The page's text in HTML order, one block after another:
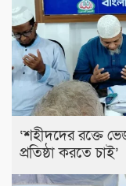
‘শহীদদের রক্তে
প্রতিষ্ঠা করতে চাই’